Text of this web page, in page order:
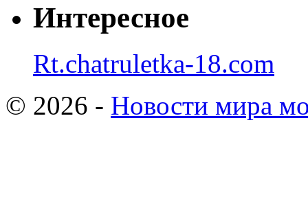
Интересное
Rt.chatruletka-18.com
© 2026 - Новости мира